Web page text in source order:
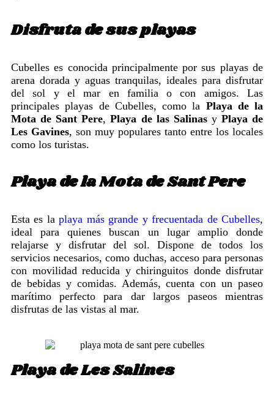
Disfruta de sus playas
Cubelles es conocida principalmente por sus playas de
arena dorada y aguas tranquilas, ideales para disfrutar
del sol y el mar en familia o con amigos. Las
principales playas de Cubelles, como la Playa de la
Mota de Sant Pere,Playa de las Salinasy Playa de
Les Gavines, son muy populares tanto entre los locales
como los turistas.
Playa de la Mota de Sant Pere
Esta es laplaya más grande y frecuentada de Cubelles,
ideal para quienes buscan un lugar amplio donde
relajarse y disfrutar del sol. Dispone de todos los
servicios necesarios, como duchas, acceso para personas
con movilidad reducida y chiringuitos donde disfrutar
de bebidas y comidas. Además, cuenta con un paseo
marítimo perfecto para dar largos paseos mientras
disfrutas de las vistas al mar.
Playa de Les Salines